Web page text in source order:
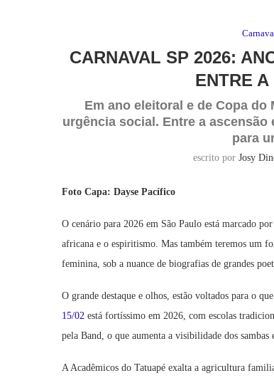
CARNAVAL SP 2026:
ENTRE
Em ano eleitoral e de Copa
urgência social. Entre a
para
escrito porJosy
Foto Capa: Dayse Pacífico
O cenário para 2026 em São Paulo está marcado
africana e o espiritismo. Mas também teremos um
feminina, sob a nuance de biografias de grandes
O grande destaque e olhos, estão voltados para o
15/02 está fortíssimo em 2026, com escolas
pela Band, o que aumenta a visibilidade dos sambas
A Acadêmicos do Tatuapé exalta a agricultura